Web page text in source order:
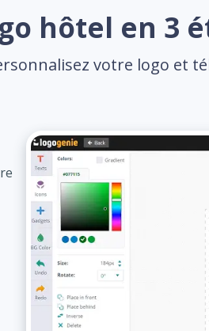
hôtel en 3
votre logo et